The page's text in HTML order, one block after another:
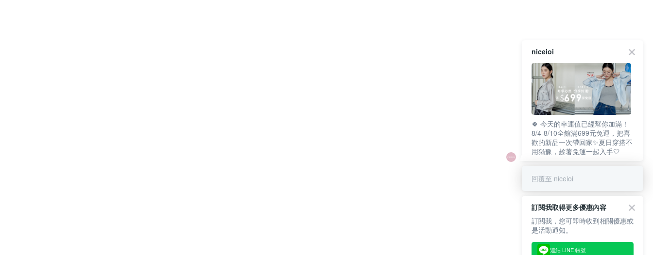
niceioi
🍀 今天的幸運值已經幫你加滿！
8/4-8/10全館滿699元免運，把喜
歡的新品一次帶回家✨夏日穿搭不
用猶豫，趁著免運一起入手🤍
回覆至 niceioi
訂閱我取得更多優惠內容
訂閱我，您可即時收到相關優惠或
是活動通知。
連結 LINE 帳號